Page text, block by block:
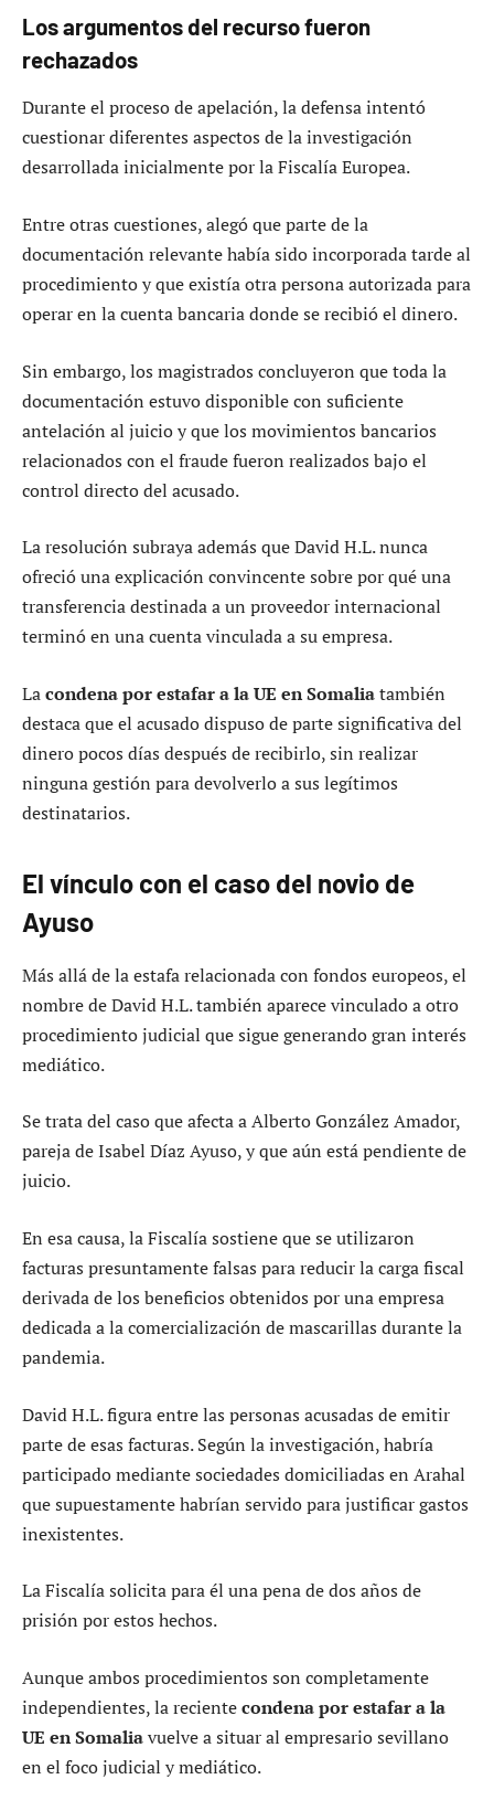
Los argumentos del recurso fueron
rechazados
Durante el proceso de apelación, la defensa intentó
cuestionar diferentes aspectos de la investigación
desarrollada inicialmente por la Fiscalía Europea.
Entre otras cuestiones, alegó que parte de la
documentación relevante había sido incorporada tarde al
procedimiento y que existía otra persona autorizada para
operar en la cuenta bancaria donde se recibió el dinero.
Sin embargo, los magistrados concluyeron que toda la
documentación estuvo disponible con suficiente
antelación al juicio y que los movimientos bancarios
relacionados con el fraude fueron realizados bajo el
control directo del acusado.
La resolución subraya además que David H.L. nunca
ofreció una explicación convincente sobre por qué una
transferencia destinada a un proveedor internacional
terminó en una cuenta vinculada a su empresa.
Lacondena por estafar a la UE en Somaliatambién
destaca que el acusado dispuso de parte significativa del
dinero pocos días después de recibirlo, sin realizar
ninguna gestión para devolverlo a sus legítimos
destinatarios.
El vínculo con el caso del novio de
Ayuso
Más allá de la estafa relacionada con fondos europeos, el
nombre de David H.L. también aparece vinculado a otro
procedimiento judicial que sigue generando gran interés
mediático.
Se trata del caso que afecta a Alberto González Amador,
pareja de Isabel Díaz Ayuso, y que aún está pendiente de
juicio.
En esa causa, la Fiscalía sostiene que se utilizaron
facturas presuntamente falsas para reducir la carga fiscal
derivada de los beneficios obtenidos por una empresa
dedicada a la comercialización de mascarillas durante la
pandemia.
David H.L. figura entre las personas acusadas de emitir
parte de esas facturas. Según la investigación, habría
participado mediante sociedades domiciliadas en Arahal
que supuestamente habrían servido para justificar gastos
inexistentes.
La Fiscalía solicita para él una pena de dos años de
prisión por estos hechos.
Aunque ambos procedimientos son completamente
independientes, la recientecondena por estafar a la
UE en Somaliavuelve a situar al empresario sevillano
en el foco judicial y mediático.